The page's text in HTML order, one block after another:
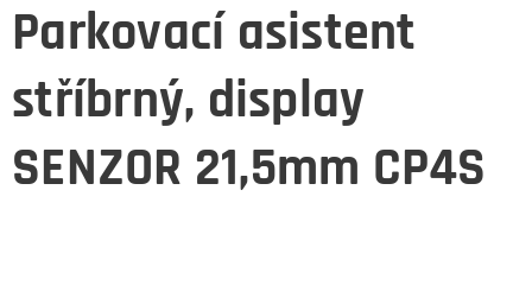
Parkovací asistent
stříbrný, display
SENZOR 21,5mm CP4S